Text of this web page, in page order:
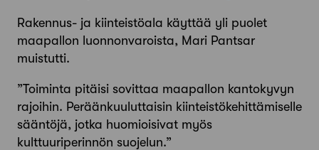
Rakennus- ja kiinteistöala käyttää yli puolet
maapallon luonnonvaroista, Mari Pantsar
muistutti.
”Toiminta pitäisi sovittaa maapallon kantokyvyn
rajoihin. Peräänkuuluttaisin kiinteistökehittämiselle
sääntöjä, jotka huomioisivat myös
kulttuuriperinnön suojelun.”